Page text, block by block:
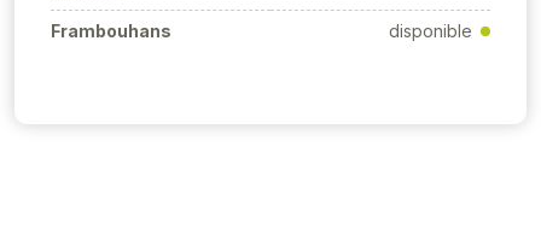
Frambouhans disponible